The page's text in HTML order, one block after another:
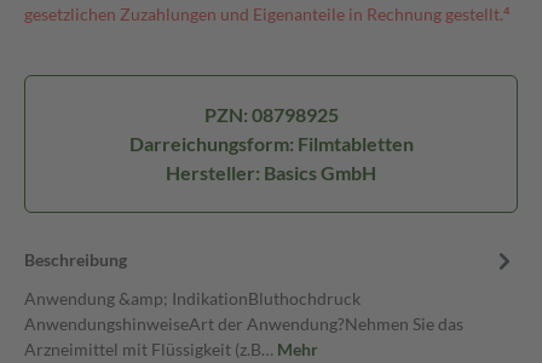
gesetzlichen Zuzahlungen und Eigenanteile in Rechnung gestellt.⁴
PZN: 08798925
Darreichungsform: Filmtabletten
Hersteller: Basics GmbH
Beschreibung
Anwendung &amp; IndikationBluthochdruck
AnwendungshinweiseArt der Anwendung?Nehmen Sie das
Arzneimittel mit Flüssigkeit (z.B… Mehr